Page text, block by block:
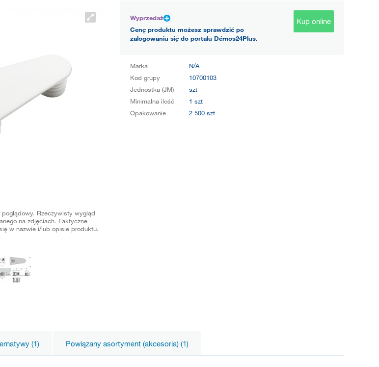
Rzeczywisty wygląd
na zdjęciach. Faktyczne
w nazwie i/lub opisie produktu.
Wyprzedaż
Cenę produktu możesz sprawdzić po
zalogowaniu się do portalu Démos24Plus.
Kup online
Marka
N/A
Kod grupy
10700103
Jednostka (JM)
szt
Minimalna ilość
1 szt
Opakowanie
2 500 szt
(1) Powiązany asortyment (akcesoria) (1)